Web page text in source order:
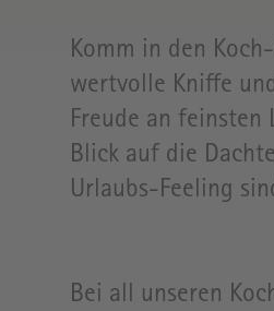
Komm in den
wertvolle Kniffe
Freude an feinsten
Blick auf die
Urlaubs-Feeling
Bei all unseren